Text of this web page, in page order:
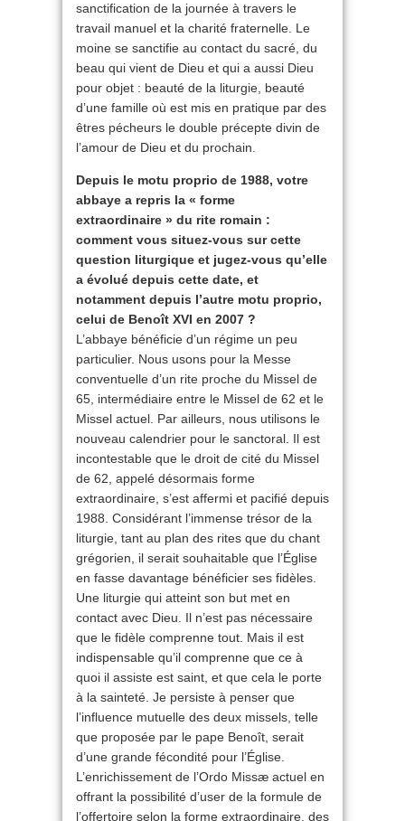
sanctification de la journée à travers le
travail manuel et la charité fraternelle. Le
moine se sanctifie au contact du sacré, du
beau qui vient de Dieu et qui a aussi Dieu
pour objet : beauté de la liturgie, beauté
d’une famille où est mis en pratique par des
êtres pécheurs le double précepte divin de
l’amour de Dieu et du prochain.
Depuis le motu proprio de 1988, votre
abbaye a repris la « forme
extraordinaire » du rite romain :
comment vous situez-vous sur cette
question liturgique et jugez-vous qu’elle
a évolué depuis cette date, et
notamment depuis l’autre motu proprio,
celui de Benoît XVI en 2007 ?
L’abbaye bénéficie d’un régime un peu
particulier. Nous usons pour la Messe
conventuelle d’un rite proche du Missel de
65, intermédiaire entre le Missel de 62 et le
Missel actuel. Par ailleurs, nous utilisons le
nouveau calendrier pour le sanctoral. Il est
incontestable que le droit de cité du Missel
de 62, appelé désormais forme
extraordinaire, s’est affermi et pacifié depuis
1988. Considérant l’immense trésor de la
liturgie, tant au plan des rites que du chant
grégorien, il serait souhaitable que l’Église
en fasse davantage bénéficier ses fidèles.
Une liturgie qui atteint son but met en
contact avec Dieu. Il n’est pas nécessaire
que le fidèle comprenne tout. Mais il est
indispensable qu’il comprenne que ce à
quoi il assiste est saint, et que cela le porte
à la sainteté. Je persiste à penser que
l’influence mutuelle des deux missels, telle
que proposée par le pape Benoît, serait
d’une grande fécondité pour l’Église.
L’enrichissement de l’Ordo Missæ actuel en
offrant la possibilité d’user de la formule de
l’offertoire selon la forme extraordinaire, des